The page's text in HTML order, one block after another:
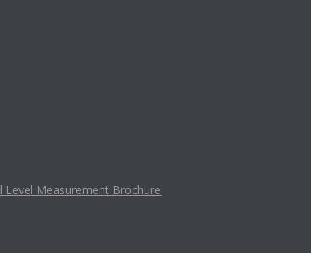
Level Measurement Brochure